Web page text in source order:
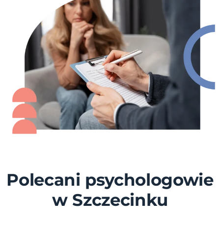
Polecani psychologowie
w Szczecinku